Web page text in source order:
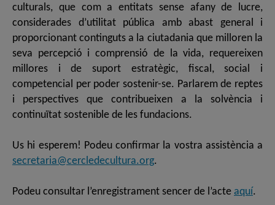
culturals, que com a entitats sense afany de lucre,
considerades d’utilitat pública amb abast general i
proporcionant continguts a la ciutadania que milloren la
seva percepció i comprensió de la vida, requereixen
millores i de suport estratègic, fiscal, social i
competencial per poder sostenir-se. Parlarem de reptes
i perspectives que contribueixen a la solvència i
continuïtat sostenible de les fundacions.
Us hi esperem! Podeu confirmar la vostra assistència a
secretaria@cercledecultura.org.
Podeu consultar l’enregistrament sencer de l’acte aquí.